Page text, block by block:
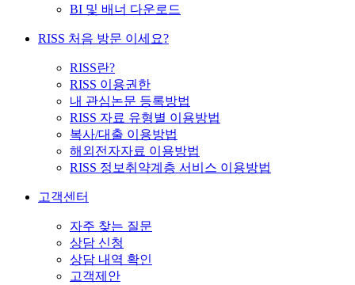
BI 및 배너 다운로드
RISS 처음 방문 이세요?
RISS란?
RISS 이용권한
내 관심논문 등록방법
RISS 자료 유형별 이용방법
복사/대출 이용방법
해외전자자료 이용방법
RISS 정보취약계층 서비스 이용방법
고객센터
자주 찾는 질문
상담 신청
상담 내역 확인
고객제안